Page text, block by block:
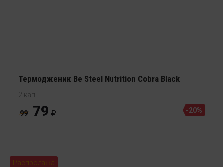
Термодженик Be Steel Nutrition Cobra Black
2 кап
99 79 -20%
Распродажа